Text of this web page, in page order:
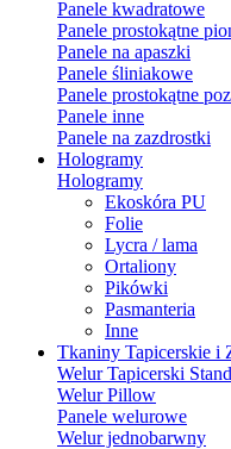
Panele kwadratowe
Panele prostokątne
Panele na apaszki
Panele śliniakowe
Panele prostokątne
Panele inne
Panele na zazdrostki
Hologramy
Hologramy
Ekoskóra PU
Folie
Lycra / lama
Ortaliony
Pikówki
Pasmanteria
Inne
Tkaniny Tapicerskie i
Welur Tapicerski
Welur Pillow
Panele welurowe
Welur jednobarwny